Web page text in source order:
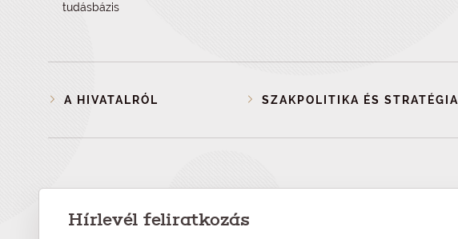
tudásbázis
A HIVATALRÓL SZAKPOLITIKA ÉS STRATÉGIA
Hírlevél feliratkozás